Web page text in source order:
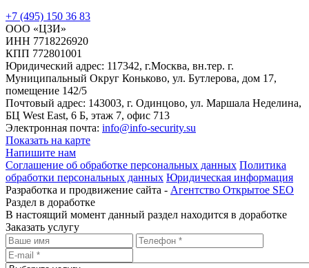
+7 (495) 150 36 83
ООО «ЦЗИ»
ИНН 7718226920
КПП 772801001
Юридический адрес: 117342, г.Москва, вн.тер. г.
Муниципальный Округ Коньково, ул. Бутлерова, дом 17,
помещение 142/5
Почтовый адрес: 143003, г. Одинцово, ул. Маршала Неделина,
БЦ West East, 6 Б, этаж 7, офис 713
Электронная почта: info@info-security.su
Показать на карте
Напишите нам
Соглашение об обработке персональных данных Политика
обработки персональных данных Юридическая информация
Разработка и продвижение сайта - Агентство Открытое SEO
Раздел в доработке
В настоящий момент данный раздел находится в доработке
Заказать услугу